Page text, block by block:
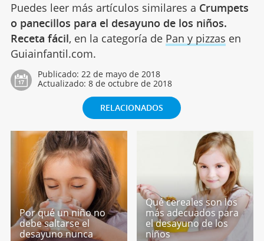
Puedes leer más artículos similares a Crumpets
o panecillos para el desayuno de los niños.
Receta fácil, en la categoría de Pan y pizzas en
Guiainfantil.com.
Publicado: 22 de mayo de 2018
Actualizado: 8 de octubre de 2018
RELACIONADOS
Por qué un niño no
debe saltarse el
desayuno nunca
Qué cereales son los
más adecuados para
el desayuno de los
niños